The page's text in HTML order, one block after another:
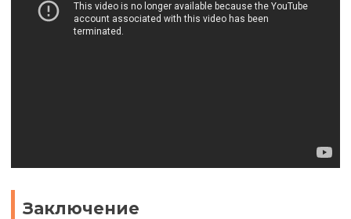
Заключение